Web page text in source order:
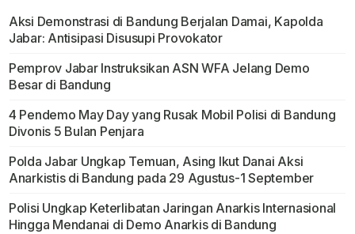
Aksi Demonstrasi di Bandung Berjalan Damai, Kapolda
Jabar: Antisipasi Disusupi Provokator
Pemprov Jabar Instruksikan ASN WFA Jelang Demo
Besar di Bandung
4 Pendemo May Day yang Rusak Mobil Polisi di Bandung
Divonis 5 Bulan Penjara
Polda Jabar Ungkap Temuan, Asing Ikut Danai Aksi
Anarkistis di Bandung pada 29 Agustus-1 September
Polisi Ungkap Keterlibatan Jaringan Anarkis Internasional
Hingga Mendanai di Demo Anarkis di Bandung